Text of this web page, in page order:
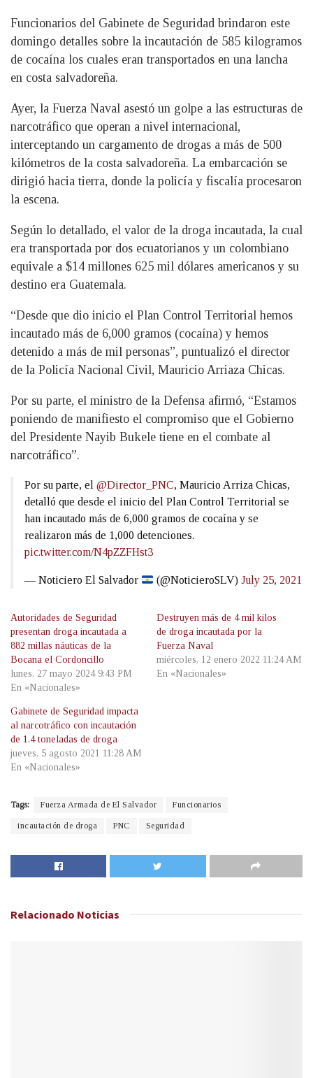
Funcionarios del Gabinete de Seguridad brindaron este
domingo detalles sobre la incautación de 585 kilogramos
de cocaína los cuales eran transportados en una lancha
en costa salvadoreña.
Ayer, la Fuerza Naval asestó un golpe a las estructuras de
narcotráfico que operan a nivel internacional,
interceptando un cargamento de drogas a más de 500
kilómetros de la costa salvadoreña. La embarcación se
dirigió hacia tierra, donde la policía y fiscalía procesaron
la escena.
Según lo detallado, el valor de la droga incautada, la cual
era transportada por dos ecuatorianos y un colombiano
equivale a $14 millones 625 mil dólares americanos y su
destino era Guatemala.
“Desde que dio inicio el Plan Control Territorial hemos
incautado más de 6,000 gramos (cocaína) y hemos
detenido a más de mil personas”, puntualizó el director
de la Policía Nacional Civil, Mauricio Arriaza Chicas.
Por su parte, el ministro de la Defensa afirmó, “Estamos
poniendo de manifiesto el compromiso que el Gobierno
del Presidente Nayib Bukele tiene en el combate al
narcotráfico”.
Por su parte, el @Director_PNC, Mauricio Arriza Chicas,
detalló que desde el inicio del Plan Control Territorial se
han incautado más de 6,000 gramos de cocaína y se
realizaron más de 1,000 detenciones.
pic.twitter.com/N4pZZFHst3
— Noticiero El Salvador (@NoticieroSLV)July 25, 2021
Autoridades de Seguridad
presentan droga incautada a
882 millas náuticas de la
Bocana el Cordoncillo
lunes, 27 mayo 2024 9:43 PM
En «Nacionales»
Destruyen más de 4 mil kilos
de droga incautada por la
Fuerza Naval
miércoles, 12 enero 2022 11:24 AM
En «Nacionales»
Gabinete de Seguridad impacta
al narcotráfico con incautación
de 1.4 toneladas de droga
jueves, 5 agosto 2021 11:28 AM
En «Nacionales»
Tags: Fuerza Armada de El Salvador Funcionarios
incautación de droga PNC Seguridad
Relacionado Noticias